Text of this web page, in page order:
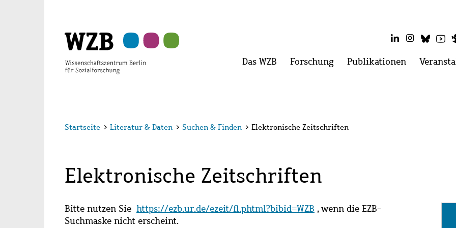
LinkedInInstagram
Hauptmenü
Das WZB Menü
Forschung Menü
Publikationen Menü
Startseite > Literatur & Daten > Suchen & Finden > Elektronische Zeitschriften
Elektronische Zeitschriften
Bitte nutzen Sie https://ezb.ur.de/ezeit/fl.phtml?bibid=WZB , wenn die EZB-
Suchmaske nicht erscheint.